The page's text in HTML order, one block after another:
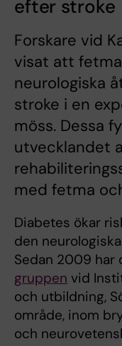
efter stroke
Forskare vid
visat att
neurologiska
stroke i en
möss. Dessa
utvecklandet
med fetma
Diabetes ökar
den
Sedan 2009 har
gruppen vid
och utbildning,
område, inom
och